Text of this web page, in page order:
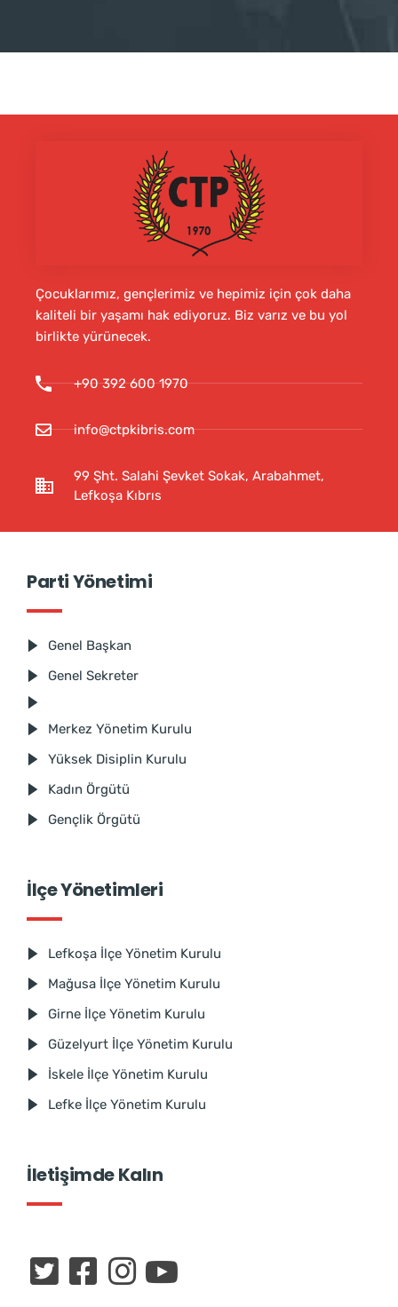
Çocuklarımız, gençlerimiz ve hepimiz için çok daha
kaliteli bir yaşamı hak ediyoruz. Biz varız ve bu yol
birlikte yürünecek.
+90 392 600 1970
info@ctpkibris.com
99 Şht. Salahi Şevket Sokak, Arabahmet,
Lefkoşa Kıbrıs
Parti Yönetimi
Genel Başkan
Genel Sekreter
Merkez Yönetim Kurulu
Yüksek Disiplin Kurulu
Kadın Örgütü
Gençlik Örgütü
İlçe Yönetimleri
Lefkoşa İlçe Yönetim Kurulu
Mağusa İlçe Yönetim Kurulu
Girne İlçe Yönetim Kurulu
Güzelyurt İlçe Yönetim Kurulu
İskele İlçe Yönetim Kurulu
Lefke İlçe Yönetim Kurulu
İletişimde Kalın